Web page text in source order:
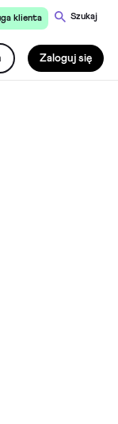
klienta Szukaj
Zaloguj się